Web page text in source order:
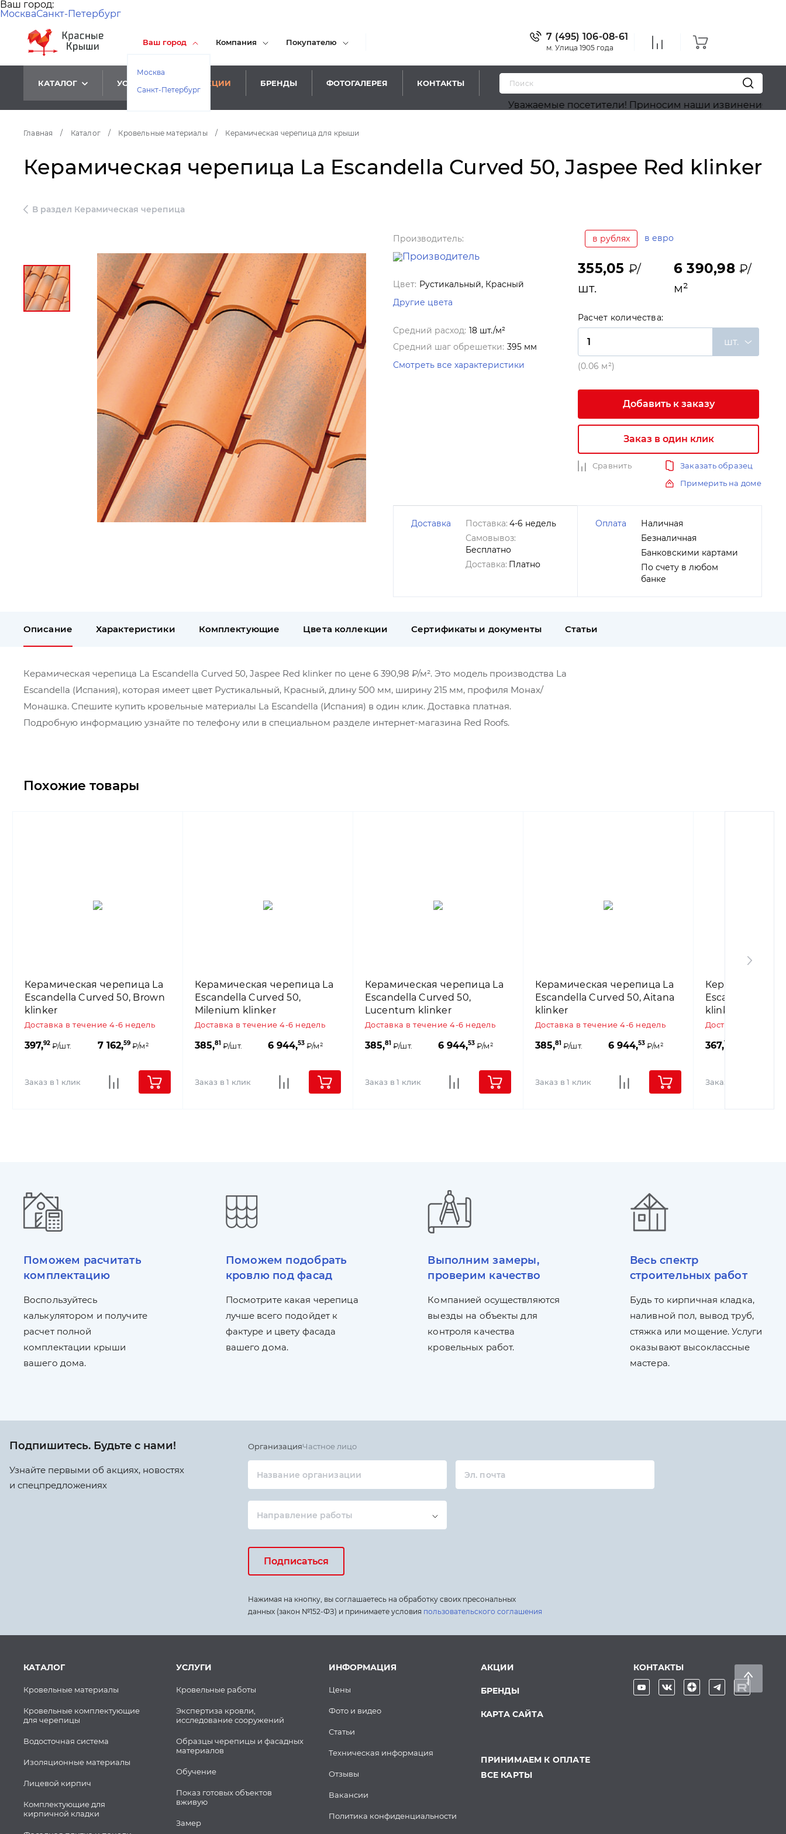
Ваш город:
МоскваСанкт-Петербург
Ваш город
Москва
Санкт-Петербург
Компания Покупателю
7 (495) 106-08-61
м. Улица 1905 года
КАТАЛОГ УСЛУГИ АКЦИИ БРЕНДЫ ФОТОГАЛЕРЕЯ КОНТАКТЫ
Уважаемые посетители! Приносим наши извинения, на сайте
Главная / Каталог / Кровельные материалы / Керамическая черепица для крыши
Керамическая черепица La Escandella Curved 50, Jaspee Red klinker
В раздел Керамическая черепица
Производитель:
Цвет: Рустикальный, Красный
Другие цвета
Средний расход: 18 шт./м²
Средний шаг обрешетки: 395 мм
Смотреть все характеристики
в рублях в евро
355,05 ₽/
шт.
6 390,98₽/
м²
Расчет количества:
шт.
(0.06 м²)
Добавить к заказу
Заказ в один клик
Сравнить
Заказать образец
Примерить на доме
Доставка Поставка: 4-6 недель
Самовывоз:
Бесплатно
Доставка: Платно
Оплата
Наличная
Безналичная
Банковскими картами
По счету в любом
банке
Описание Характеристики Комплектующие Цвета коллекции Сертификаты и документы Статьи
Керамическая черепица La Escandella Curved 50, Jaspee Red klinker по цене 6 390,98 ₽/м². Это модель производства La
Escandella (Испания), которая имеет цвет Рустикальный, Красный, длину 500 мм, ширину 215 мм, профиля Монах/
Монашка. Спешите купить кровельные материалы La Escandella (Испания) в один клик. Доставка платная.
Подробную информацию узнайте по телефону или в специальном разделе интернет-магазина Red Roofs.
Похожие товары
Керамическая черепица La
Escandella Curved 50, Brown
klinker
Доставка в течение 4-6 недель
397,92₽/шт. 7 162,59₽/м²
Заказ в 1 клик
Керамическая черепица La
Escandella Curved 50,
Milenium klinker
Доставка в течение 4-6 недель
385,81₽/шт. 6 944,53₽/м²
Заказ в 1 клик
Керамическая черепица La
Escandella Curved 50,
Lucentum klinker
Доставка в течение 4-6 недель
385,81₽/шт. 6 944,53₽/м²
Заказ в 1 клик
Керамическая черепица La
Escandella Curved 50, Aitana
klinker
Доставка в течение 4-6 недель
385,81₽/шт. 6 944,53₽/м²
Заказ в 1 клик
Керамическая
Escandella
klinker
Доставка в
367,17
Заказ в 1 клик
Поможем расчитать
комплектацию
Воспользуйтесь
калькулятором и получите
расчет полной
комплектации крыши
вашего дома.
Поможем подобрать
кровлю под фасад
Посмотрите какая черепица
лучше всего подойдет к
фактуре и цвету фасада
вашего дома.
Выполним замеры,
проверим качество
Компанией осуществляются
выезды на объекты для
контроля качества
кровельных работ.
Весь спектр
строительных работ
Будь то кирпичная кладка,
наливной пол, вывод труб,
стяжка или мощение. Услуги
оказывают высоклассные
мастера.
Подпишитесь. Будьте с нами!
Узнайте первыми об акциях, новостях
и спецпредложениях
ОрганизацияЧастное лицо
Название организации Эл. почта
Направление работы
Подписаться
Нажимая на кнопку, вы соглашаетесь на обработку своих пресональных
данных (закон №152-ФЗ) и принимаете условия пользовательского соглашения
КАТАЛОГ
Кровельные материалы
Кровельные комплектующие
для черепицы
Водосточная система
Изоляционные материалы
Лицевой кирпич
Комплектующие для
кирпичной кладки
УСЛУГИ
Кровельные работы
Экспертиза кровли,
исследование сооружений
Образцы черепицы и фасадных
материалов
Обучение
Показ готовых объектов
вживую
Замер
ИНФОРМАЦИЯ
Цены
Фото и видео
Статьи
Техническая информация
Отзывы
Вакансии
Политика конфиденциальности
АКЦИИ
БРЕНДЫ
КАРТА САЙТА
ПРИНИМАЕМ К ОПЛАТЕ
ВСЕ КАРТЫ
КОНТАКТЫ